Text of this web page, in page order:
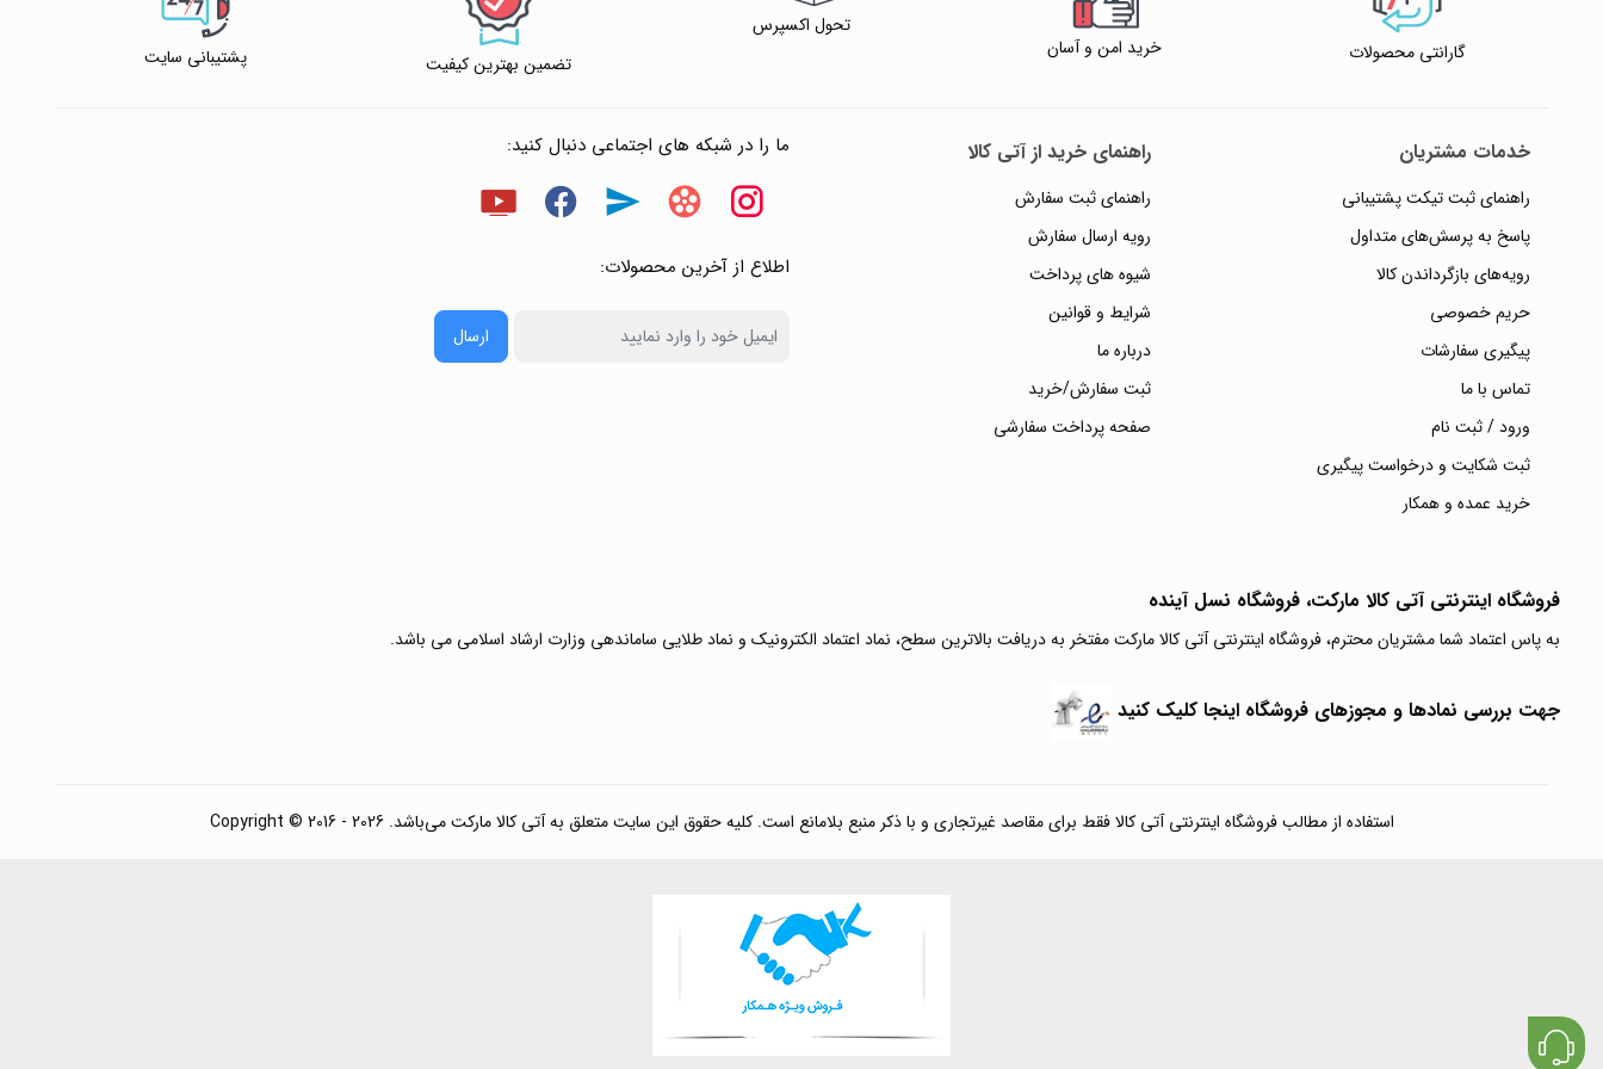
گارانتی محصولات خرید امن و آسان
تحول اکسپرس
تضمین بهترین کیفیت
پشتیبانی سایت
خدمات مشتریان
راهنمای ثبت تیکت پشتیبانی
پاسخ به پرسش‌های متداول
رویه‌های بازگرداندن کالا
حریم خصوصی
پیگیری سفارشات
تماس با ما
ورود / ثبت نام
ثبت شکایت و درخواست پیگیری
خرید عمده و همکار
راهنمای خرید از آتی کالا
راهنمای ثبت سفارش
رویه ارسال سفارش
شیوه های پرداخت
شرایط و قوانین
درباره ما
ثبت سفارش/خرید
صفحه پرداخت سفارشی
ما را در شبکه های اجتماعی دنبال کنید:
اطلاع از آخرین محصولات:
ارسال
فروشگاه اینترنتی آتی‌ کالا مارکت، فروشگاه نسل آینده
به پاس اعتماد شما مشتریان محترم، فروشگاه اینترنتی آتی کالا مارکت مفتخر به دریافت بالاترین سطح، نماد اعتماد الکترونیک و نماد طلایی ساماندهی وزارت ارشاد اسلامی می باشد.
جهت بررسی نمادها و مجوزهای فروشگاه اینجا کلیک کنید
استفاده از مطالب فروشگاه اینترنتی آتی کالا فقط برای مقاصد غیرتجاری و با ذکر منبع بلامانع است. کلیه حقوق این سایت متعلق به آتی کالا مارکت می‌باشد. Copyright © 2016 - 2026